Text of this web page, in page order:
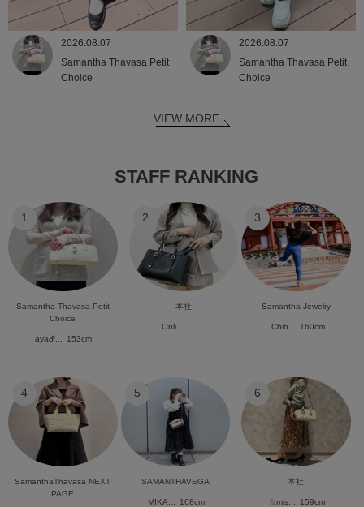
2026.08.07
Samantha Thavasa Petit
Choice
2026.08.07
Samantha Thavasa Petit
Choice
VIEW MORE
STAFF RANKING
1
Samantha Thavasa Petit
Choice
ayaᕷ... 153cm
2
本社
Onli...
3
Samantha Jewelry
Chih... 160cm
4
SamanthaThavasa NEXT
PAGE
5
SAMANTHAVEGA
MIKA... 168cm
6
本社
☆mis... 159cm